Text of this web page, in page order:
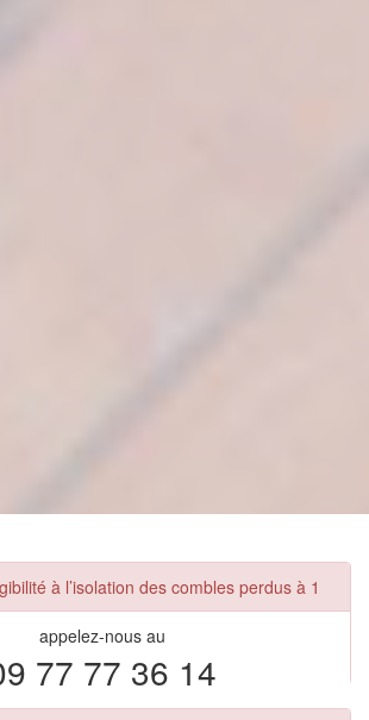
à l’isolation des combles perdus à 1
appelez-nous au
77 77 36 14